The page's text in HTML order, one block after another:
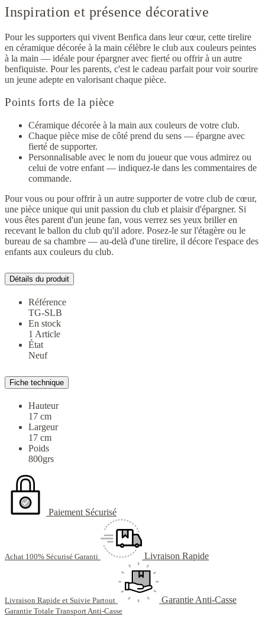
Inspiration et présence décorative
Pour les supporters qui vivent Benfica dans leur cœur, cette tirelire
en céramique décorée à la main célèbre le club aux couleurs peintes
à la main — idéale pour épargner avec fierté ou offrir à un autre
benfiquiste. Pour les parents, c'est le cadeau parfait pour voir sourire
un jeune adepte en valorisant chaque pièce.
Points forts de la pièce
Céramique décorée à la main aux couleurs de votre club.
Chaque pièce mise de côté prend du sens — épargne avec
fierté de supporter.
Personnalisable avec le nom du joueur que vous admirez ou
celui de votre enfant — indiquez-le dans les commentaires de
commande.
Pour vous ou pour offrir à un autre supporter de votre club de cœur,
une pièce unique qui unit passion du club et plaisir d'épargner. Si
vous êtes parent d'un jeune fan, vous verrez ses yeux briller en
recevant le ballon du club qu'il adore. Posez-le sur l'étagère ou le
bureau de sa chambre — au-delà d'une tirelire, il décore l'espace des
enfants aux couleurs du club.
Détails du produit
Référence
TG-SLB
En stock
1 Article
État
Neuf
Fiche technique
Hauteur
17 cm
Largeur
17 cm
Poids
800grs
Paiement Sécurisé
Achat 100% Sécurisé Garanti Livraison Rapide
Livraison Rapide et Suivie Partout Garantie Anti-Casse
Garantie Totale Transport Anti-Casse